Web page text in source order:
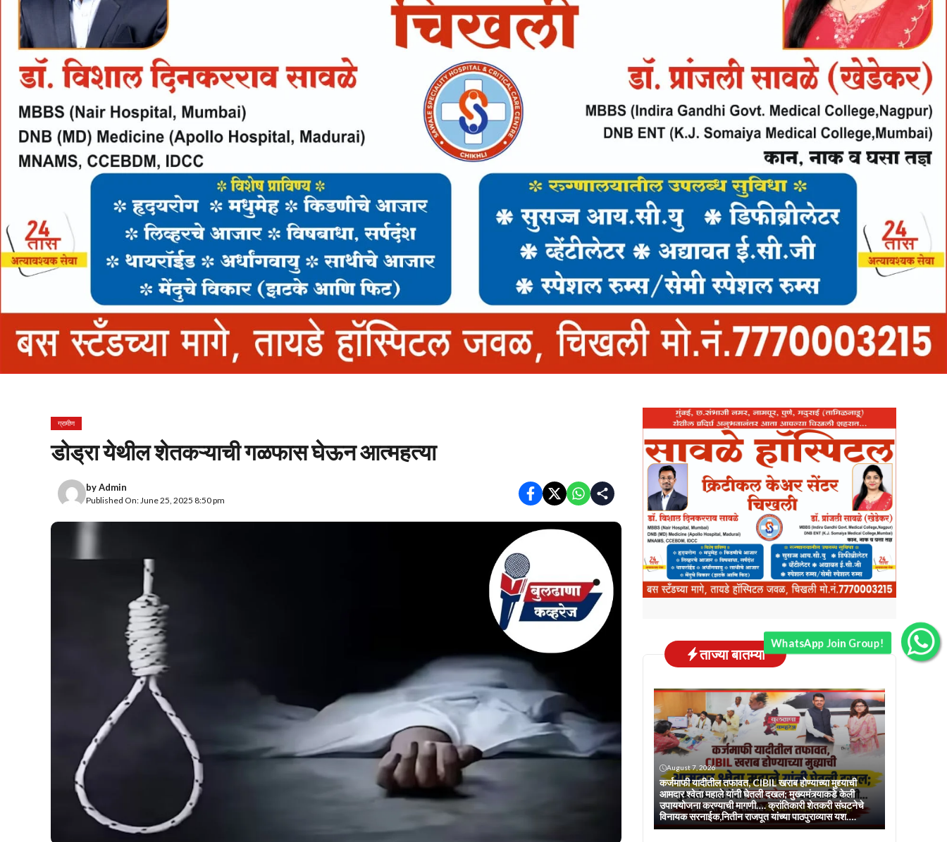
ग्रामीण
डोड्रा येथील शेतकऱ्याची गळफास घेऊन आत्महत्या
byAdmin
Published On: June 25, 2025 8:50 pm
ताज्या बातम्या
August 7, 2026
कर्जमाफी यादीतील तफावत, CIBIL खराब होण्याच्या मुद्द्याची
आमदार श्वेता महाले यांनी घेतली दखल; मुख्यमंत्र्याकडे केली
उपाययोजना करण्याची मागणी…. क्रांतिकारी शेतकरी संघटनेचे
विनायक सरनाईक,नितीन राजपूत यांच्या पाठपुराव्यास यश….
WhatsApp Join Group!